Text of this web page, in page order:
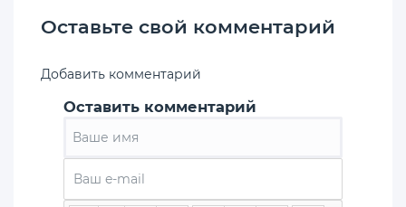
Оставьте свой комментарий
Добавить комментарий
Оставить комментарий